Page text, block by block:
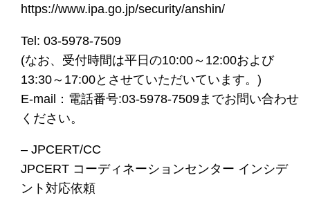
https://www.ipa.go.jp/security/anshin/
Tel: 03-5978-7509
(なお、受付時間は平日の10:00～12:00および
13:30～17:00とさせていただいています。)
E-mail：電話番号:03-5978-7509までお問い合わせ
ください。
– JPCERT/CC
JPCERT コーディネーションセンター インシデ
ント対応依頼